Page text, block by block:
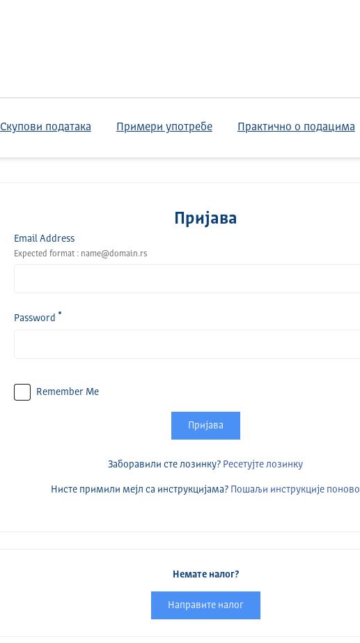
Скупови података Примери употребе Практично о подацима
Пријава
Email Address
Expected format : name@domain.rs
Password
Remember Me
Пријава
Заборавили сте лозинку? Ресетујте лозинку
Нисте примили мејл са инструкцијама? Пошаљи инструкције поново
Немате налог?
Направите налог